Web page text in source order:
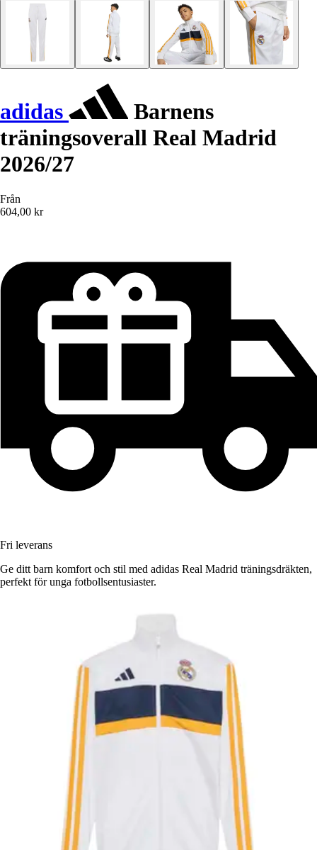
adidas
Barnens
träningsoverall Real Madrid
2026/27
Från
604,00 kr
Fri leverans
Ge ditt barn komfort och stil med adidas Real Madrid träningsdräkten,
perfekt för unga fotbollsentusiaster.